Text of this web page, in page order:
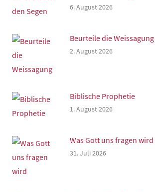
6. August 2026
Beurteile die Weissagung
2. August 2026
Biblische Prophetie
1. August 2026
Was Gott uns fragen wird
31. Juli 2026